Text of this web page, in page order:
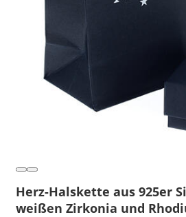
Herz-Halskette aus 925er
weißen Zirkonia und